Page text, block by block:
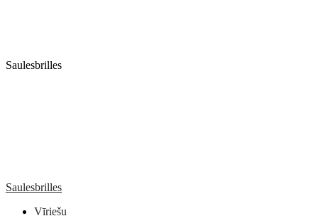
Saulesbrilles
Saulesbrilles
Vīriešu